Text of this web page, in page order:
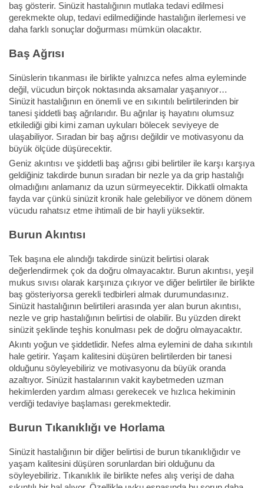
baş gösterir. Sinüzit hastalığının mutlaka tedavi edilmesi
gerekmekte olup, tedavi edilmediğinde hastalığın ilerlemesi ve
daha farklı sonuçlar doğurması mümkün olacaktır.
Baş Ağrısı
Sinüslerin tıkanması ile birlikte yalnızca nefes alma eyleminde
değil, vücudun birçok noktasında aksamalar yaşanıyor…
Sinüzit hastalığının en önemli ve en sıkıntılı belirtilerinden bir
tanesi şiddetli baş ağrılarıdır. Bu ağrılar iş hayatını olumsuz
etkilediği gibi kimi zaman uykuları bölecek seviyeye de
ulaşabiliyor. Sıradan bir baş ağrısı değildir ve motivasyonu da
büyük ölçüde düşürecektir.
Geniz akıntısı ve şiddetli baş ağrısı gibi belirtiler ile karşı karşıya
geldiğiniz takdirde bunun sıradan bir nezle ya da grip hastalığı
olmadığını anlamanız da uzun sürmeyecektir. Dikkatli olmakta
fayda var çünkü sinüzit kronik hale gelebiliyor ve dönem dönem
vücudu rahatsız etme ihtimali de bir hayli yüksektir.
Burun Akıntısı
Tek başına ele alındığı takdirde sinüzit belirtisi olarak
değerlendirmek çok da doğru olmayacaktır. Burun akıntısı, yeşil
mukus sıvısı olarak karşınıza çıkıyor ve diğer belirtiler ile birlikte
baş gösteriyorsa gerekli tedbirleri almak durumundasınız.
Sinüzit hastalığının belirtileri arasında yer alan burun akıntısı,
nezle ve grip hastalığının belirtisi de olabilir. Bu yüzden direkt
sinüzit şeklinde teşhis konulması pek de doğru olmayacaktır.
Akıntı yoğun ve şiddetlidir. Nefes alma eylemini de daha sıkıntılı
hale getirir. Yaşam kalitesini düşüren belirtilerden bir tanesi
olduğunu söyleyebiliriz ve motivasyonu da büyük oranda
azaltıyor. Sinüzit hastalarının vakit kaybetmeden uzman
hekimlerden yardım alması gerekecek ve hızlıca hekiminin
verdiği tedaviye başlaması gerekmektedir.
Burun Tıkanıklığı ve Horlama
Sinüzit hastalığının bir diğer belirtisi de burun tıkanıklığıdır ve
yaşam kalitesini düşüren sorunlardan biri olduğunu da
söyleyebiliriz. Tıkanıklık ile birlikte nefes alış verişi de daha